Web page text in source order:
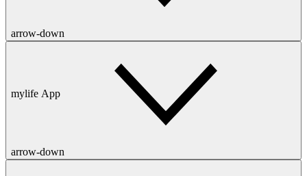
arrow-down
mylife App
arrow-down